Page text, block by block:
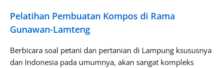
Pelatihan Pembuatan Kompos di Rama
Gunawan-Lamteng
Berbicara soal petani dan pertanian di Lampung ksususnya
dan Indonesia pada umumnya, akan sangat kompleks